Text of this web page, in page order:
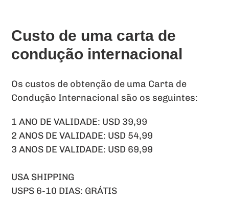
Custo de uma carta de
condução internacional
Os custos de obtenção de uma Carta de
Condução Internacional são os seguintes:
1 ANO DE VALIDADE: USD 39,99
2 ANOS DE VALIDADE: USD 54,99
3 ANOS DE VALIDADE: USD 69,99
USA SHIPPING
USPS 6-10 DIAS: GRÁTIS